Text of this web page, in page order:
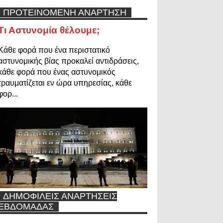
ΠΡΟΤΕΙΝΟΜΕΝΗ ΑΝΑΡΤΗΣΗ
Αστυνομία θέλουμε;
φορά που ένα περιστατικό
βίας προκαλεί αντιδράσεις,
φορά που ένας αστυνομικός
εν ώρα υπηρεσίας, κάθε
ΔΗΜΟΦΙΛΕΙΣ ΑΝΑΡΤΗΣΕΙΣ